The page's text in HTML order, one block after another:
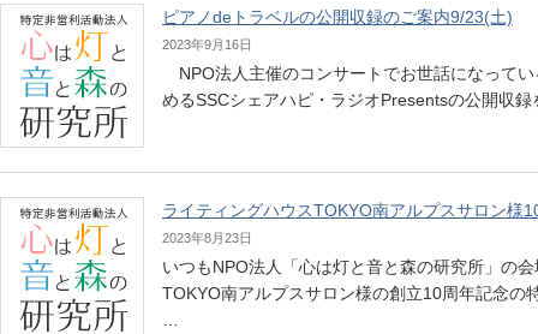
ピアノdeトラベルの公開収録のご案内9/23(土)
2023年9月16日
NPO法人主催のコンサートでお世話になって
めるSSCシェアハピ・ラジオPresentsの公開収
ライティングハウスTOKYO南アルプスサロン様
2023年8月23日
いつもNPO法人「心は灯と音と森の研究所」の
TOKYO南アルプスサロン様の創立10周年記念